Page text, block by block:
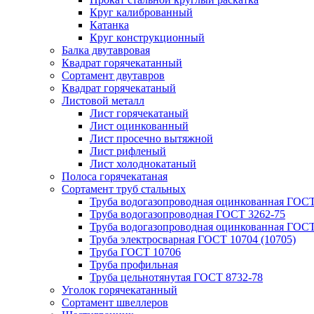
Круг калиброванный
Катанка
Круг конструкционный
Балка двутавровая
Квадрат горячекатанный
Сортамент двутавров
Квадрат горячекатаный
Листовой металл
Лист горячекатаный
Лист оцинкованный
Лист просечно вытяжной
Лист рифленый
Лист холоднокатаный
Полоса горячекатаная
Сортамент труб стальных
Труба водогазопроводная оцинкованная
Труба водогазопроводная ГОСТ 3262-75
Труба водогазопроводная оцинкованная
Труба электросварная ГОСТ 10704 (10705)
Труба ГОСТ 10706
Труба профильная
Труба цельнотянутая ГОСТ 8732-78
Уголок горячекатанный
Сортамент швеллеров